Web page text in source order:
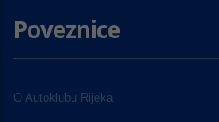
Poveznice
O Autoklubu Rijeka